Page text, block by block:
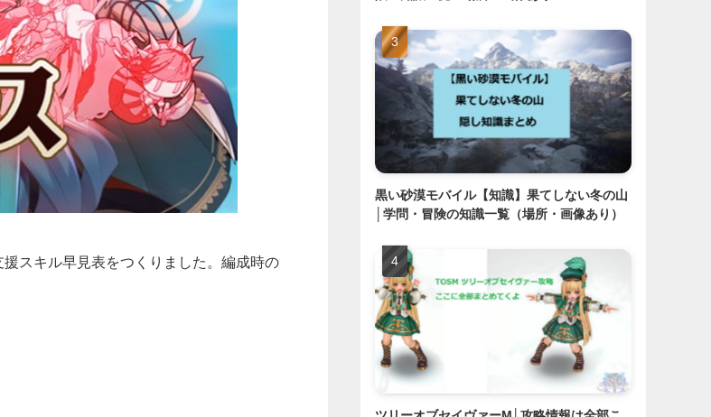
スキル早見表をつくりました。編成時の
黒い砂漠モバイル【知識】果てしない冬の山
│学問・冒険の知識一覧（場所・画像あり）